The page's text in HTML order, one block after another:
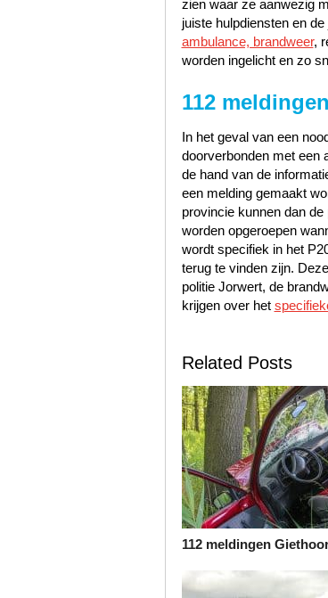
zien waar ze aanwezig
juiste hulpdiensten en
ambulance, brandweer,
worden ingelicht en zo
112
In het geval van een
doorverbonden met een
de hand van de
een melding gemaakt
provincie kunnen dan
worden opgeroepen
wordt specifiek in het
terug te vinden zijn.
politie Jorwert, de
krijgen over het
Related Posts
112 meldingen